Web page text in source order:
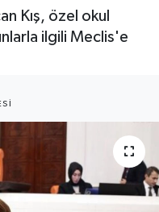
Kış, özel okul
ilgili Meclis'e